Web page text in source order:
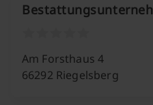
Am Forsthaus 4
66292 Riegelsberg